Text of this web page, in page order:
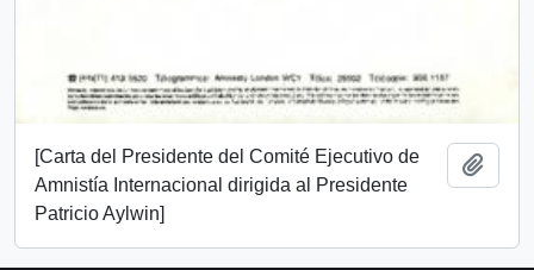
[Carta del Presidente del Comité Ejecutivo de
Amnistía Internacional dirigida al Presidente
Patricio Aylwin]